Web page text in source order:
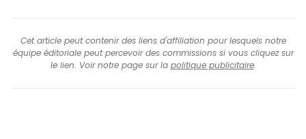
Cet article peut contenir des liens d'affiliation pour lesquels notre
équipe éditoriale peut percevoir des commissions si vous cliquez sur
le lien. Voir notre page sur la politique publicitaire.